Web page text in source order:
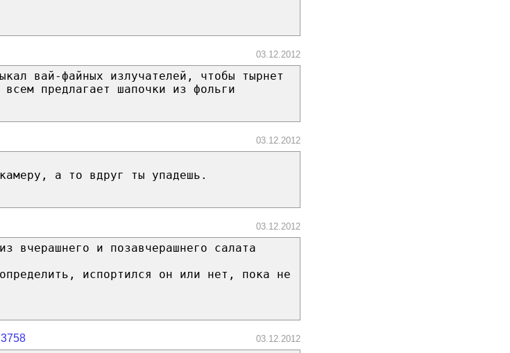
03.12.2012
вай-файных излучателей, чтобы тырнет
предлагает шапочки из фольги
03.12.2012
а то вдруг ты упадешь.
03.12.2012
вчерашнего и позавчерашнего салата
испортился он или нет, пока не
03.12.2012